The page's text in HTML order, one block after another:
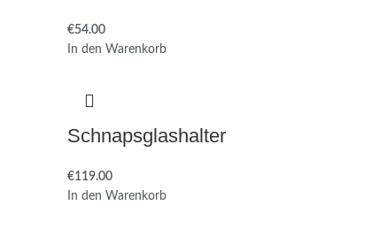
€54.00
In den Warenkorb
Schnapsglashalter
€119.00
In den Warenkorb